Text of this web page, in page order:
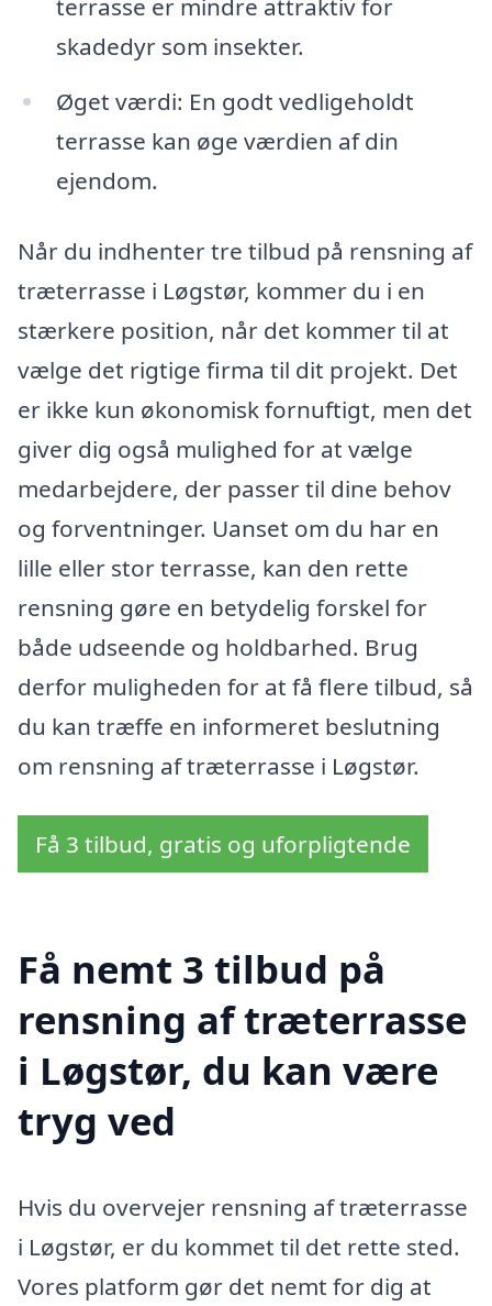
terrasse er mindre attraktiv for
skadedyr som insekter.
Øget værdi: En godt vedligeholdt
terrasse kan øge værdien af din
ejendom.
Når du indhenter tre tilbud på rensning af
træterrasse i Løgstør, kommer du i en
stærkere position, når det kommer til at
vælge det rigtige firma til dit projekt. Det
er ikke kun økonomisk fornuftigt, men det
giver dig også mulighed for at vælge
medarbejdere, der passer til dine behov
og forventninger. Uanset om du har en
lille eller stor terrasse, kan den rette
rensning gøre en betydelig forskel for
både udseende og holdbarhed. Brug
derfor muligheden for at få flere tilbud, så
du kan træffe en informeret beslutning
om rensning af træterrasse i Løgstør.
Få 3 tilbud, gratis og uforpligtende
Få nemt 3 tilbud på
rensning af træterrasse
i Løgstør, du kan være
tryg ved
Hvis du overvejer rensning af træterrasse
i Løgstør, er du kommet til det rette sted.
Vores platform gør det nemt for dig at